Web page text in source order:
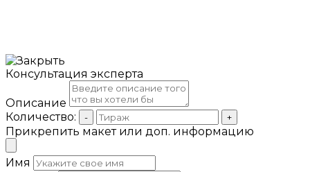
Консультация эксперта
Описание
Количество:
- +
Прикрепить макет или доп. информацию
Имя